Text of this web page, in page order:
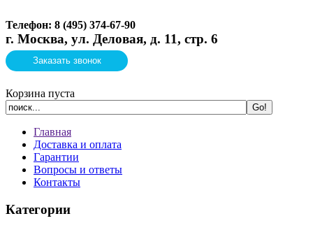
Телефон: 8 (495) 374-67-90
г. Москва, ул. Деловая, д. 11, стр. 6
Заказать звонок
Корзина пуста
Главная
Доставка и оплата
Гарантии
Вопросы и ответы
Контакты
Категории